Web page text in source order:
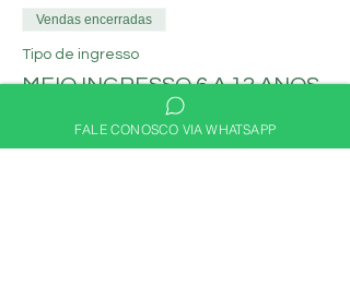
Vendas encerradas
Tipo de ingresso
MEIO INGRESSO 6 A 12 ANOS
Mais informações
FALE CONOSCO VIA WHATSAPP